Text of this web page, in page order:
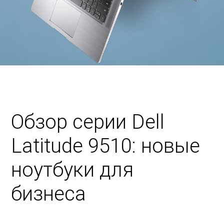
Обзор серии Dell
Latitude 9510: новые
ноутбуки для
бизнеса